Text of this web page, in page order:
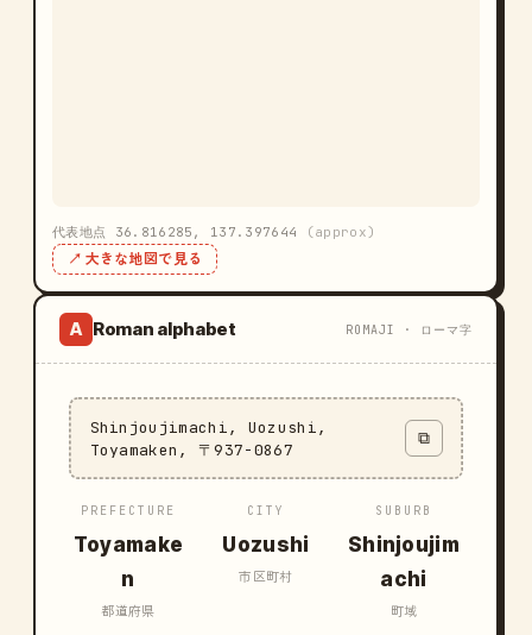
代表地点 36.816285, 137.397644 (approx)
↗ 大きな地図で見る
A Roman alphabet ROMAJI · ローマ字
Shinjoujimachi, Uozushi,
Toyamaken, 〒937-0867
⧉
PREFECTURE
Toyamake
n
都道府県
CITY
Uozushi
市区町村
SUBURB
Shinjoujim
achi
町域